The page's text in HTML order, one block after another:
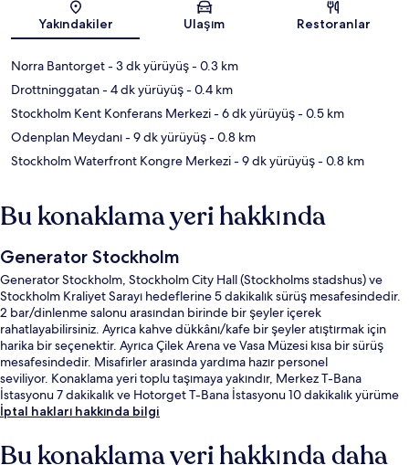
Harita
Yakındakiler Ulaşım Restoranlar
Norra Bantorget- 3 dk yürüyüş- 0.3 km
Drottninggatan- 4 dk yürüyüş- 0.4 km
Stockholm Kent Konferans Merkezi- 6 dk yürüyüş- 0.5 km
Odenplan Meydanı- 9 dk yürüyüş- 0.8 km
Stockholm Waterfront Kongre Merkezi- 9 dk yürüyüş- 0.8 km
Bu konaklama yeri hakkında
Generator Stockholm
Generator Stockholm, Stockholm City Hall (Stockholms stadshus) ve
Stockholm Kraliyet Sarayı hedeflerine 5 dakikalık sürüş mesafesindedir.
2 bar/dinlenme salonu arasından birinde bir şeyler içerek
rahatlayabilirsiniz. Ayrıca kahve dükkânı/kafe bir şeyler atıştırmak için
harika bir seçenektir. Ayrıca Çilek Arena ve Vasa Müzesi kısa bir sürüş
mesafesindedir. Misafirler arasında yardıma hazır personel
seviliyor. Konaklama yeri toplu taşımaya yakındır, Merkez T-Bana
İstasyonu 7 dakikalık ve Hotorget T-Bana İstasyonu 10 dakikalık yürüme
mesafesindedir.
İptal hakları hakkında bilgi
Bu konaklama yeri hakkında daha